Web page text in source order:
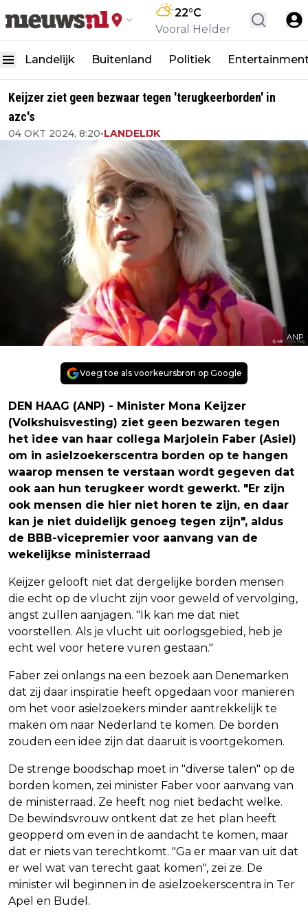
22°C
Vooral Helder
Landelijk Buitenland Politiek
Keijzer ziet geen bezwaar tegen 'terugkeerborden' in
azc's
04 OKT 2024, 8:20•LANDELIJK
ANP
Voeg toe als voorkeursbron op Google
DEN HAAG (ANP) - Minister Mona Keijzer
(Volkshuisvesting) ziet geen bezwaren tegen
het idee van haar collega Marjolein Faber (Asiel)
om in asielzoekerscentra borden op te hangen
waarop mensen te verstaan wordt gegeven dat
ook aan hun terugkeer wordt gewerkt. "Er zijn
ook mensen die hier niet horen te zijn, en daar
kan je niet duidelijk genoeg tegen zijn", aldus
de BBB-vicepremier voor aanvang van de
wekelijkse ministerraad
Keijzer gelooft niet dat dergelijke borden mensen
die echt op de vlucht zijn voor geweld of vervolging,
angst zullen aanjagen. "Ik kan me dat niet
voorstellen. Als je vlucht uit oorlogsgebied, heb je
echt wel voor hetere vuren gestaan."
Faber zei onlangs na een bezoek aan Denemarken
dat zij daar inspiratie heeft opgedaan voor manieren
om het voor asielzoekers minder aantrekkelijk te
maken om naar Nederland te komen. De borden
zouden een idee zijn dat daaruit is voortgekomen.
De strenge boodschap moet in "diverse talen" op de
borden komen, zei minister Faber voor aanvang van
de ministerraad. Ze heeft nog niet bedacht welke.
De bewindsvrouw ontkent dat ze het plan heeft
geopperd om even in de aandacht te komen, maar
dat er niets van terechtkomt. "Ga er maar van uit dat
er wel wat van terecht gaat komen", zei ze. De
minister wil beginnen in de asielzoekerscentra in Ter
Apel en Budel.